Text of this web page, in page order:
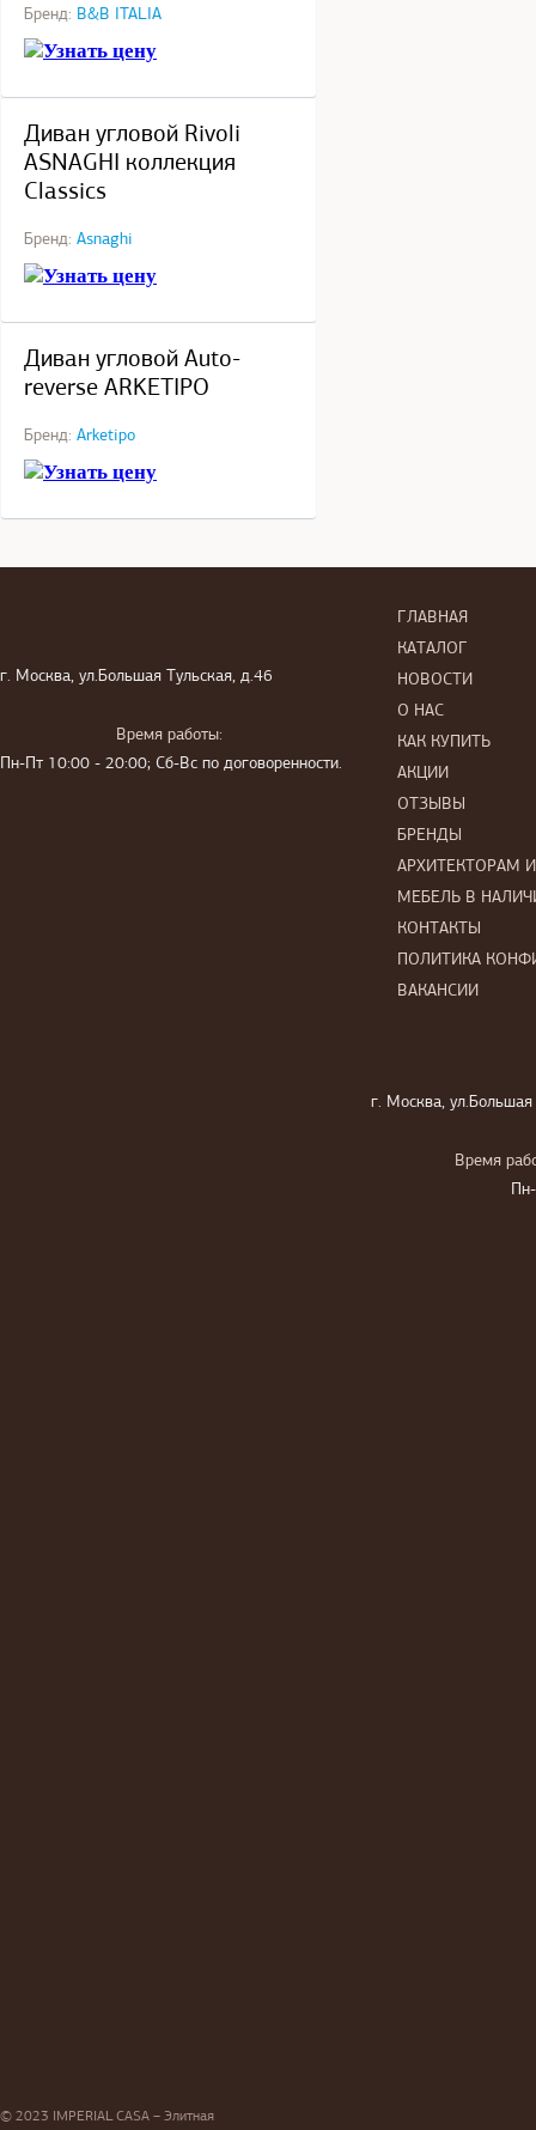
Бренд: B&B ITALIA
Узнать цену
Диван угловой Rivoli
ASNAGHI коллекция
Classics
Бренд: Asnaghi
Узнать цену
Диван угловой Auto-
reverse ARKETIPO
Бренд: Arketipo
Узнать цену
г. Москва, ул.Большая Тульская, д.46
Время работы:
Пн-Пт 10:00 - 20:00; Сб-Вс по договоренности.
ГЛАВНАЯ
КАТАЛОГ
НОВОСТИ
О НАС
КАК КУПИТЬ
АКЦИИ
ОТЗЫВЫ
БРЕНДЫ
АРХИТЕКТОРАМ
МЕБЕЛЬ В
КОНТАКТЫ
ПОЛИТИКА
ВАКАНСИИ
г. Москва,
Время
© 2023 IMPERIAL CASA – Элитная